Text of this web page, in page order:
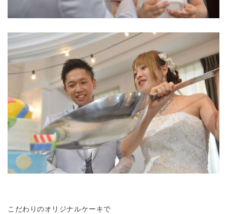
こだわりのオリジナルケーキで